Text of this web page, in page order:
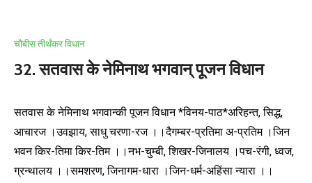
चौबीस तीर्थंकर विधान
32. सतवास के नेमिनाथ भगवान् पूजन विधान
सतवास के नेमिनाथ भगवान्की पूजन विधान *विनय-पाठ*अरिहन्त, सिद्ध,
आचारज ।उवझाय, साधु चरणा-रज ।।दैगम्बर-प्रतिमा अ-प्रतिम ।जिन
भवन किर-तिमा किर-तिम ।।नभ-चुम्बी, शिखर-जिनालय ।पच-रंगी, ध्वज,
ग्रन्थालय ।।समशरण, जिनागम-धारा ।जिन-धर्म-अहिंसा न्यारा ।।